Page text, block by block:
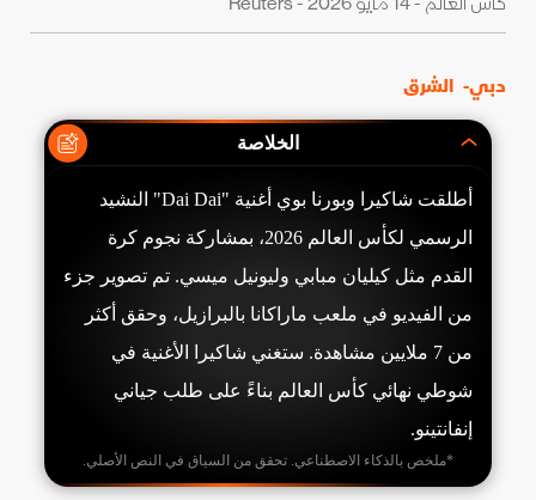
دبي- الشرق
الخلاصة
أطلقت شاكيرا وبورنا بوي أغنية "Dai Dai" النشيد
الرسمي لكأس العالم 2026، بمشاركة نجوم كرة
القدم مثل كيليان مبابي وليونيل ميسي. تم تصوير جزء
من الفيديو في ملعب ماراكانا بالبرازيل، وحقق أكثر
من 7 ملايين مشاهدة. ستغني شاكيرا الأغنية في
شوطي نهائي كأس العالم بناءً على طلب جياني
إنفانتينو.
*ملخص بالذكاء الاصطناعي. تحقق من السياق في النص الأصلي.